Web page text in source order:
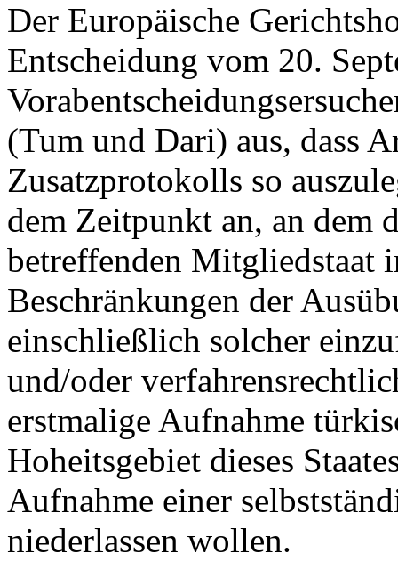
Der Europäische
Entscheidung vom 20.
(Tum und Dari) aus, dass
Zusatzprotokolls so
dem Zeitpunkt an, an dem
betreffenden Mitgliedstaat
Beschränkungen der
einschließlich solcher
und/oder
erstmalige Aufnahme
Hoheitsgebiet dieses
Aufnahme einer
niederlassen wollen.